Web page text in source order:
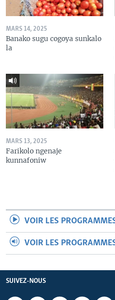
MARS 14, 2025
Banako sugu cogoya sunkalo
la
MARS 13, 2025
Farikolo ngenaje
kunnafoniw
VOIR LES
VOIR LES
SUIVEZ-NOUS